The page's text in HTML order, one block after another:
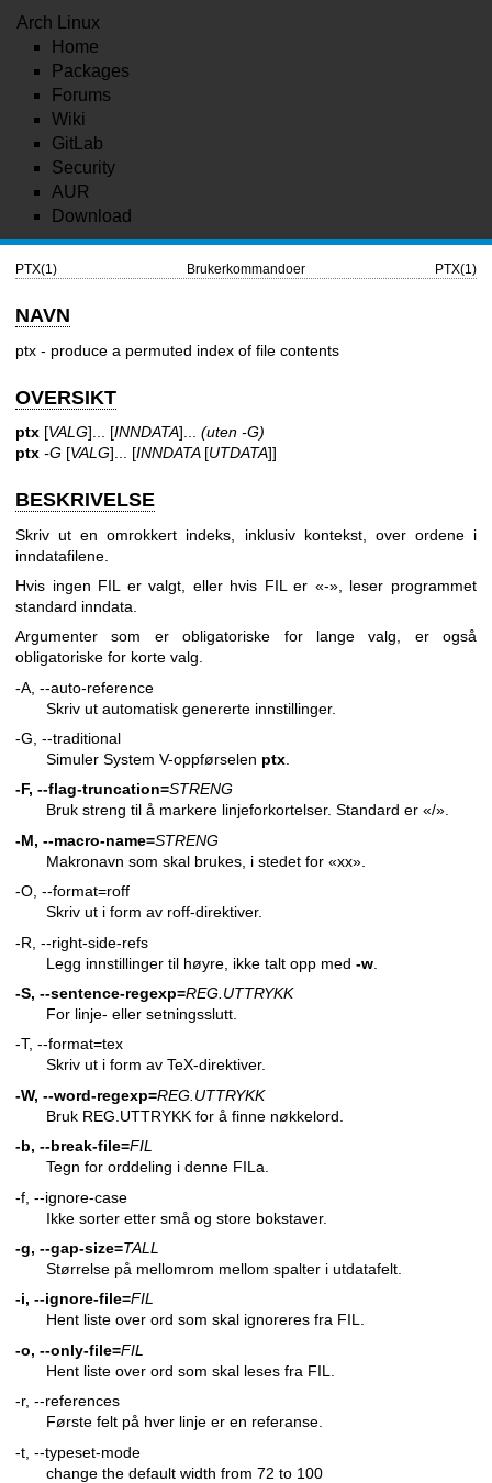
Arch Linux
Home
Packages
Forums
Wiki
GitLab
Security
AUR
Download
PTX(1) Brukerkommandoer PTX(1)
NAVN
ptx - produce a permuted index of file contents
OVERSIKT
ptx [VALG]... [INNDATA]... (uten -G)
ptx -G [VALG]... [INNDATA [UTDATA]]
BESKRIVELSE
Skriv ut en omrokkert indeks, inklusiv kontekst, over ordene i
inndatafilene.
Hvis ingen FIL er valgt, eller hvis FIL er «-», leser programmet
standard inndata.
Argumenter som er obligatoriske for lange valg, er også
obligatoriske for korte valg.
-A, --auto-reference
Skriv ut automatisk genererte innstillinger.
-G, --traditional
Simuler System V-oppførselen ptx
-F, --flag-truncation=STRENG
Bruk streng til å markere linjeforkortelser. Standard er «/».
-M, --macro-name=STRENG
Makronavn som skal brukes, i stedet for «xx».
-O, --format=roff
Skriv ut i form av roff-direktiver.
-R, --right-side-refs
Legg innstillinger til høyre, ikke talt opp med -w
-S, --sentence-regexp=REG.UTTRYKK
For linje- eller setningsslutt.
-T, --format=tex
Skriv ut i form av TeX-direktiver.
-W, --word-regexp=REG.UTTRYKK
Bruk REG.UTTRYKK for å finne nøkkelord.
-b, --break-file=FIL
Tegn for orddeling i denne FILa.
-f, --ignore-case
Ikke sorter etter små og store bokstaver.
-g, --gap-size=TALL
Størrelse på mellomrom mellom spalter i utdatafelt.
-i, --ignore-file=FIL
Hent liste over ord som skal ignoreres fra FIL.
-o, --only-file=FIL
Hent liste over ord som skal leses fra FIL.
-r, --references
Første felt på hver linje er en referanse.
-t, --typeset-mode
change the default width from 72 to 100